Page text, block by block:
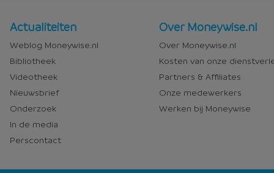
Nieuws
en
media
Actualiteiten
Weblog Moneywise.nl
Bibliotheek
Videotheek
Nieuwsbrief
Onderzoek
In de media
Perscontact
Over
Moneywise
Over Moneywise.nl
Over Moneywise.nl
Kosten van onze
Partners & Affiliates
Onze medewerkers
Werken bij Moneywise